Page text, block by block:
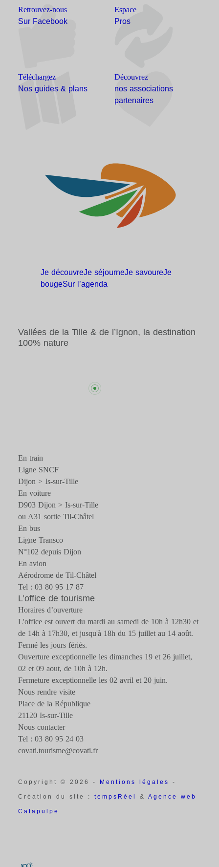
Retrouvez-nous
Sur Facebook
Espace
Pros
Téléchargez
Nos guides & plans
Découvrez
nos associations
partenaires
Je découvreJe séjourneJe savoureJe
bougeSur l’agenda
Vallées de la Tille & de l’Ignon, la destination
100% nature
En train
Ligne SNCF
Dijon > Is-sur-Tille
En voiture
D903 Dijon > Is-sur-Tille
ou A31 sortie Til-Châtel
En bus
Ligne Transco
N°102 depuis Dijon
En avion
Aérodrome de Til-Châtel
Tel : 03 80 95 17 87
L’office de tourisme
Horaires d’ouverture
L'office est ouvert du mardi au samedi de 10h à 12h30 et
de 14h à 17h30, et jusqu'à 18h du 15 juillet au 14 août.
Fermé les jours fériés.
Ouverture exceptionnelle les dimanches 19 et 26 juillet,
02 et 09 aout, de 10h à 12h.
Fermeture exceptionnelle les 02 avril et 20 juin.
Nous rendre visite
Place de la République
21120 Is-sur-Tille
Nous contacter
Tel : 03 80 95 24 03
covati.tourisme@covati.fr
Copyright © 2026 - Mentions légales -
Création du site :tempsRéel&Agence web
Catapulpe